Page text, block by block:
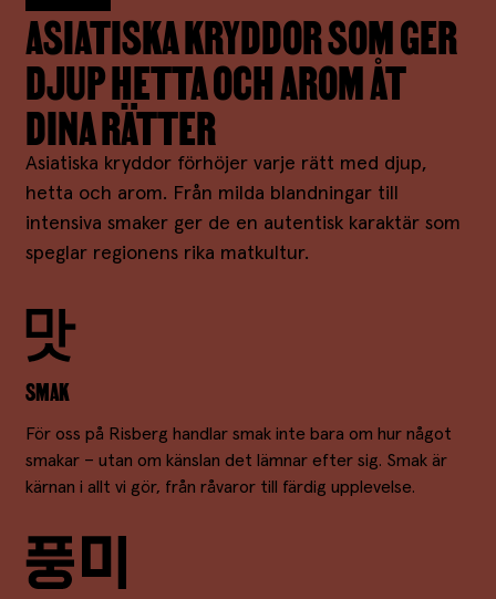
ASIATISKA KRYDDOR SOM GER
DJUP HETTA OCH AROM ÅT
DINA RÄTTER
Asiatiska kryddor förhöjer varje rätt med djup,
hetta och arom. Från milda blandningar till
intensiva smaker ger de en autentisk karaktär som
speglar regionens rika matkultur.
SMAK
För oss på Risberg handlar smak inte bara om hur något
smakar – utan om känslan det lämnar efter sig. Smak är
kärnan i allt vi gör, från råvaror till färdig upplevelse.